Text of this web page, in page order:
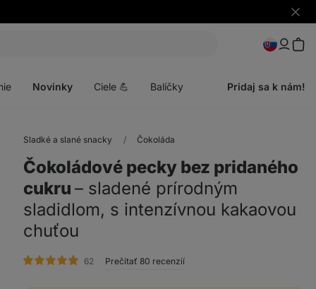
Skryť
Novinky Ciele 💪 Balíčky Pridaj sa k nám!
Sladké a slané snacky Čokoláda
Čokoládové pecky bez pridaného
cukru ⁠–⁠ sladené prírodným
sladidlom, s intenzívnou kakaovou
chuťou
62 hodnotenie
Prečítať 80 recenzií